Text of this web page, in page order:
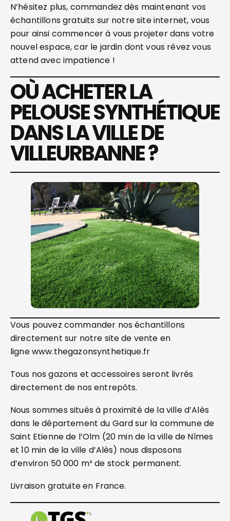
N’hésitez plus, commandez dès maintenant vos
échantillons gratuits sur notre site internet, vous
pour ainsi commencer à vous projeter dans votre
nouvel espace, car le jardin dont vous rêvez vous
attend avec impatience !
OÙ ACHETER LA
PELOUSE SYNTHÉTIQUE
DANS LA VILLE DE
VILLEURBANNE ?
Vous pouvez commander nos échantillons
directement sur notre site de vente en
ligne www.thegazonsynthetique.fr
Tous nos gazons et accessoires seront livrés
directement de nos entrepôts.
Nous sommes situés à proximité de la ville d’Alès
dans le département du Gard sur la commune de
Saint Etienne de l’Olm (20 min de la ville de Nîmes
et 10 min de la ville d’Alès) nous disposons
d’environ 50 000 m² de stock permanent.
Livraison gratuite en France.